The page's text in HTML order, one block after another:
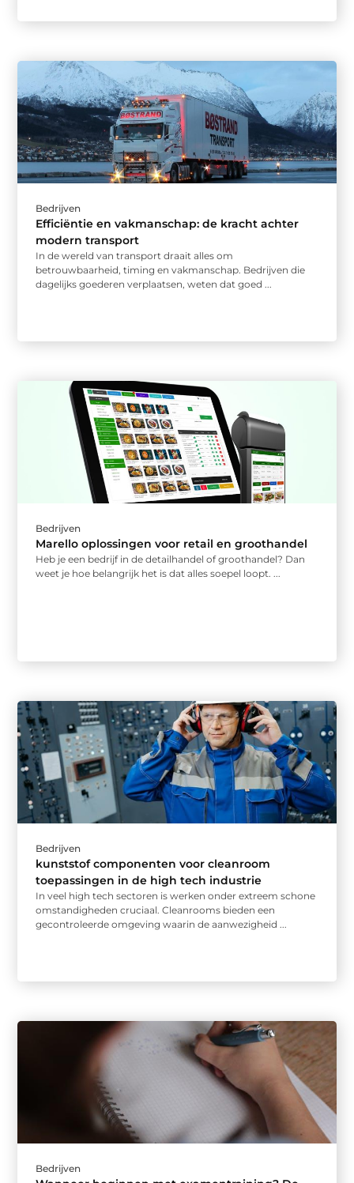
Bedrijven
Efficiëntie en vakmanschap: de kracht achter
modern transport
In de wereld van transport draait alles om
betrouwbaarheid, timing en vakmanschap. Bedrijven die
dagelijks goederen verplaatsen, weten dat goed ...
Bedrijven
Marello oplossingen voor retail en groothandel
Heb je een bedrijf in de detailhandel of groothandel? Dan
weet je hoe belangrijk het is dat alles soepel loopt. ...
Bedrijven
kunststof componenten voor cleanroom
toepassingen in de high tech industrie
In veel high tech sectoren is werken onder extreem schone
omstandigheden cruciaal. Cleanrooms bieden een
gecontroleerde omgeving waarin de aanwezigheid ...
Bedrijven